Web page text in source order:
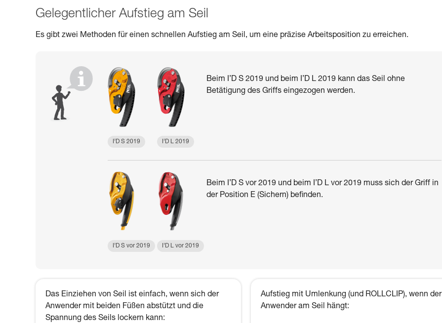
Gelegentlicher Aufstieg am Seil
Es gibt zwei Methoden für einen schnellen Aufstieg am Seil, um eine präzise Arbeitsposition zu erreichen.
I’D S 2019 I’D L 2019
Beim I’D S 2019 und beim I’D L 2019 kann das Seil ohne
Betätigung des Griffs eingezogen werden.
I’D S vor 2019 I’D L vor 2019
Beim I’D S vor 2019 und beim I’D L vor 2019 muss sich der Griff in
der Position E (Sichern) befinden.
Das Einziehen von Seil ist einfach, wenn sich der
Anwender mit beiden Füßen abstützt und die
Spannung des Seils lockern kann:
Aufstieg mit Umlenkung (und ROLLCLIP), wenn der
Anwender am Seil hängt: